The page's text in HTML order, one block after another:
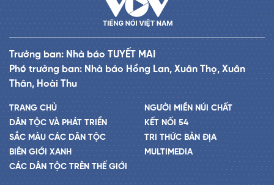
Trưởng ban: Nhà báo TUYẾT MAI
Phó trưởng ban: Nhà báo Hồng Lan, Xuân Thọ, Xuân
Thân, Hoài Thu
TRANG CHỦ
DÂN TỘC VÀ PHÁT TRIỂN
SẮC MÀU CÁC DÂN TỘC
BIÊN GIỚI XANH
CÁC DÂN TỘC TRÊN THẾ GIỚI
NGƯỜI MIỀN NÚI CHẤT
KẾT NỐI 54
TRI THỨC BẢN ĐỊA
MULTIMEDIA